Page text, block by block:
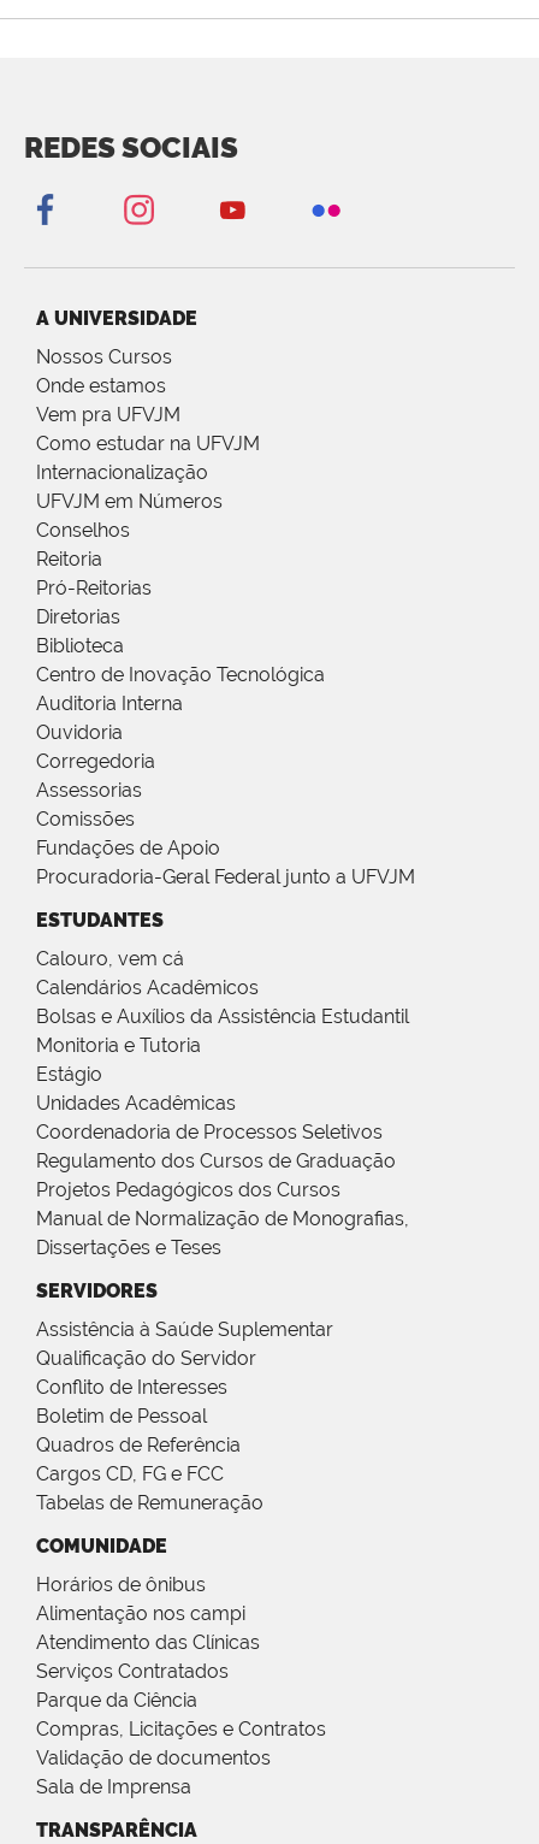
REDES SOCIAIS
A UNIVERSIDADE
Nossos Cursos
Onde estamos
Vem pra UFVJM
Como estudar na UFVJM
Internacionalização
UFVJM em Números
Conselhos
Reitoria
Pró-Reitorias
Diretorias
Biblioteca
Centro de Inovação Tecnológica
Auditoria Interna
Ouvidoria
Corregedoria
Assessorias
Comissões
Fundações de Apoio
Procuradoria-Geral Federal junto a UFVJM
ESTUDANTES
Calouro, vem cá
Calendários Acadêmicos
Bolsas e Auxílios da Assistência Estudantil
Monitoria e Tutoria
Estágio
Unidades Acadêmicas
Coordenadoria de Processos Seletivos
Regulamento dos Cursos de Graduação
Projetos Pedagógicos dos Cursos
Manual de Normalização de Monografias,
Dissertações e Teses
SERVIDORES
Assistência à Saúde Suplementar
Qualificação do Servidor
Conflito de Interesses
Boletim de Pessoal
Quadros de Referência
Cargos CD, FG e FCC
Tabelas de Remuneração
COMUNIDADE
Horários de ônibus
Alimentação nos campi
Atendimento das Clínicas
Serviços Contratados
Parque da Ciência
Compras, Licitações e Contratos
Validação de documentos
Sala de Imprensa
TRANSPARÊNCIA